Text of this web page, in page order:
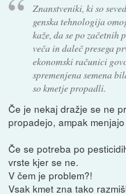
Znanstveniki, ki so
genska tehnologija
kaže, da se po
veča in daleč presega
ekonomski računici
spremenjena semena
so kmetje propadli.
Če je nekaj dražje se ne
propadejo, ampak
Če se potreba po
vrste kjer se ne.
V čem je problem?!
Vsak kmet zna tako